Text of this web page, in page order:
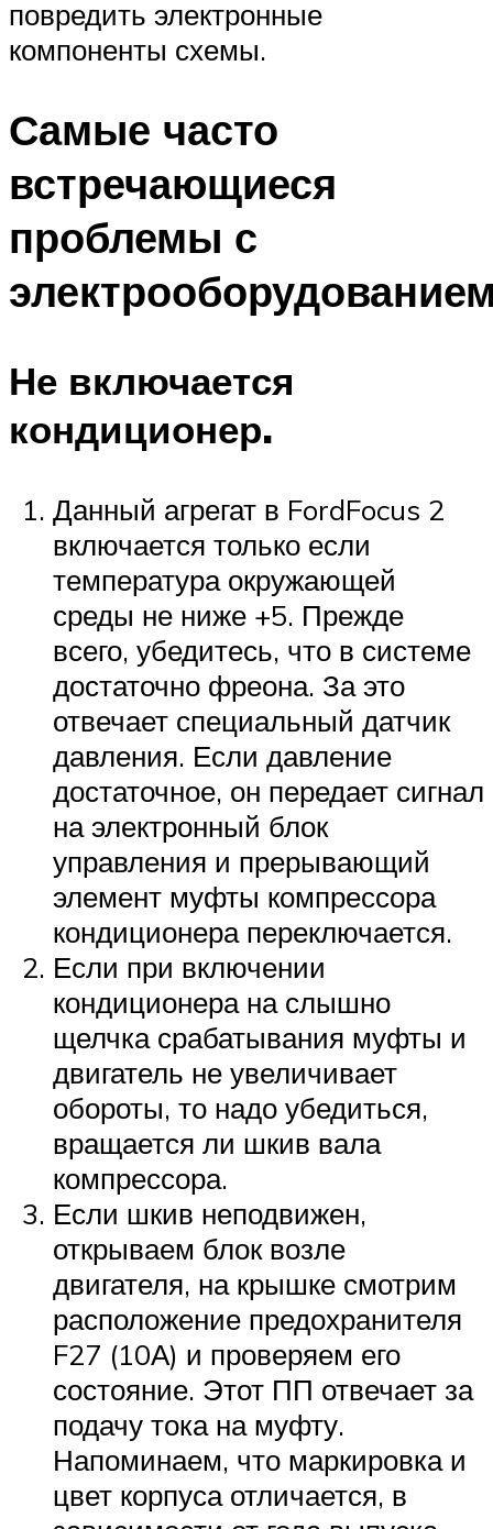
повредить электронные
компоненты схемы.
Самые часто
встречающиеся
проблемы с
Не включается
кондиционер.
Данный агрегат в FordFocus 2
включается только если
температура окружающей
среды не ниже +5. Прежде
всего, убедитесь, что в системе
достаточно фреона. За это
отвечает специальный датчик
давления. Если давление
достаточное, он передает сигнал
на электронный блок
управления и прерывающий
элемент муфты компрессора
кондиционера переключается.
Если при включении
кондиционера на слышно
щелчка срабатывания муфты и
двигатель не увеличивает
обороты, то надо убедиться,
вращается ли шкив вала
компрессора.
Если шкив неподвижен,
открываем блок возле
двигателя, на крышке смотрим
расположение предохранителя
F27 (10А) и проверяем его
состояние. Этот ПП отвечает за
подачу тока на муфту.
Напоминаем, что маркировка и
цвет корпуса отличается, в